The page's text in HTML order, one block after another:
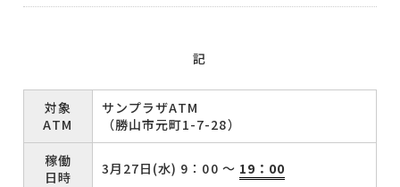
記
対象
ATM
サンプラザATM
（勝山市元町1-7-28）
稼働
日時
3月27日(水) 9：00 ～ 19：00